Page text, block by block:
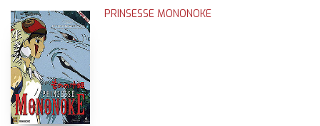
PRINSESSE MONONOKE